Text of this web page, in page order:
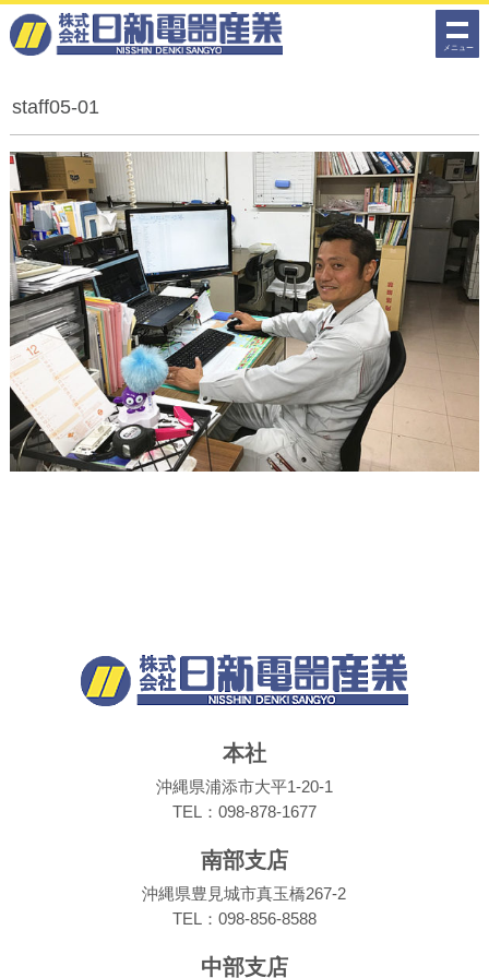
メニュー
2020年01月27日
staff05-01
本社
沖縄県浦添市大平1-20-1
TEL：098-878-1677
南部支店
沖縄県豊見城市真玉橋267-2
TEL：098-856-8588
中部支店